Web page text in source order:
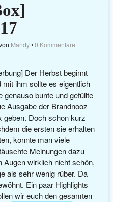
Mandy•0 Kommentare
Der Herbst beginnt
mit ihm sollte es eigentlich
genauso bunte und gefüllte
Ausgabe der Brandnooz
geben. Doch schon kurz
die ersten sie erhalten
konnte man viele
Meinungen dazu
Augen wirklich nicht schön,
als sehr wenig rüber. Da
Ein paar Highlights
wir euch den gesamten